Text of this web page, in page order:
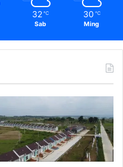
32 ℃
Sab
30 ℃
Ming